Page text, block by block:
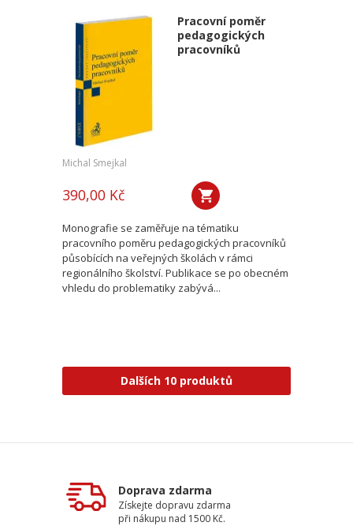
Pracovní poměr
pedagogických
pracovníků
Michal Smejkal
390,00 Kč
Monografie se zaměřuje na tématiku
pracovního poměru pedagogických pracovníků
působících na veřejných školách v rámci
regionálního školství. Publikace se po obecném
vhledu do problematiky zabývá...
Dalších 10 produktů
Doprava zdarma
Získejte dopravu zdarma
při nákupu nad 1500 Kč.